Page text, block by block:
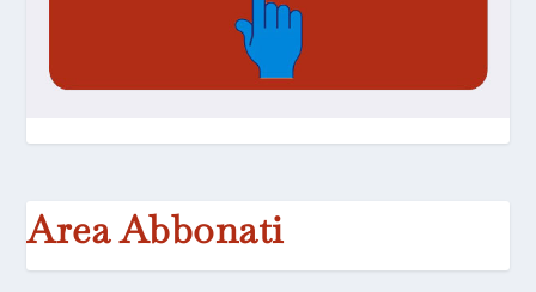
Area Abbonati